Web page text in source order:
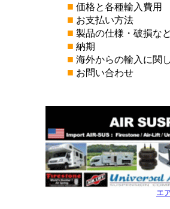
■ 価格と各種輸入費用
■ お支払い方法
■ 製品の仕様・破損な
■ 納期
■ 海外からの輸入に関
■ お問い合わせ
エ